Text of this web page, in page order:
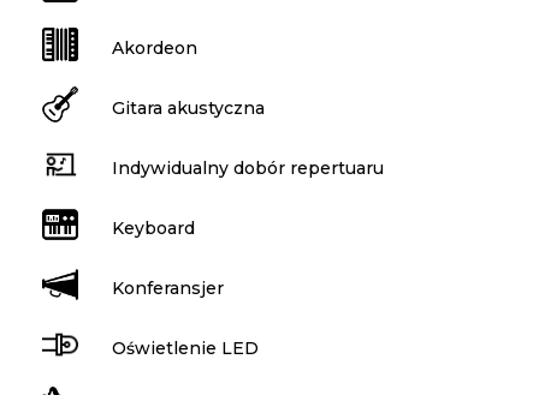
Akordeon
Gitara akustyczna
Indywidualny dobór repertuaru
Keyboard
Konferansjer
Oświetlenie LED